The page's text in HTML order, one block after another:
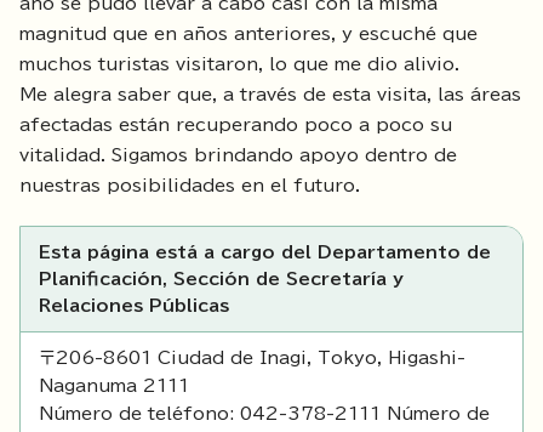
año se pudo llevar a cabo casi con la misma
magnitud que en años anteriores, y escuché que
muchos turistas visitaron, lo que me dio alivio.
Me alegra saber que, a través de esta visita, las áreas
afectadas están recuperando poco a poco su
vitalidad. Sigamos brindando apoyo dentro de
nuestras posibilidades en el futuro.
Esta página está a cargo del Departamento de
Planificación, Sección de Secretaría y
Relaciones Públicas
〒206-8601 Ciudad de Inagi, Tokyo, Higashi-
Naganuma 2111
Número de teléfono: 042-378-2111 Número de